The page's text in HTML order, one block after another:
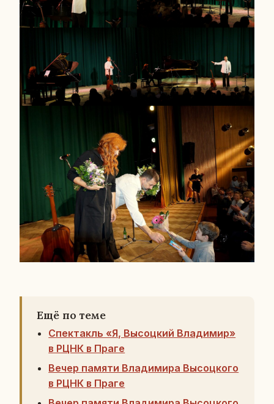
Ещё по теме
Спектакль «Я, Высоцкий Владимир»
в РЦНК в Праге
Вечер памяти Владимира Высоцкого
в РЦНК в Праге